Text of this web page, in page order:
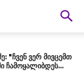
"ჩვენ ვერ მივცემთ
ჩამოყალიბდეს...